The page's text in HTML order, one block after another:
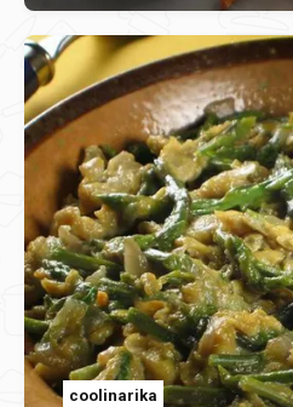
coolinarika